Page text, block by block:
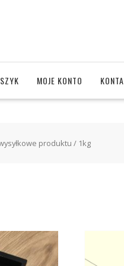
MOJE KONTO
produktu / 1kg